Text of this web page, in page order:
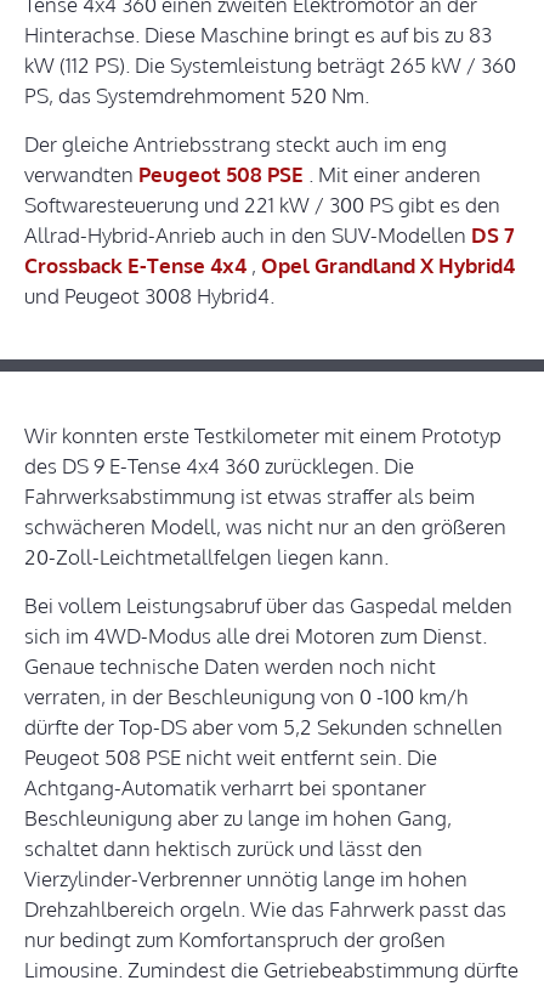
Hinterachse. Diese Maschine bringt es auf bis zu 83
kW (112 PS). Die Systemleistung beträgt 265 kW / 360
PS, das Systemdrehmoment 520 Nm.
Der gleiche Antriebsstrang steckt auch im eng
verwandten Peugeot 508 PSE . Mit einer anderen
Softwaresteuerung und 221 kW / 300 PS gibt es den
Allrad-Hybrid-Anrieb auch in den SUV-Modellen DS 7
Crossback E-Tense 4x4 , Opel Grandland X Hybrid4
und Peugeot 3008 Hybrid4.
Wir konnten erste Testkilometer mit einem Prototyp
des DS 9 E-Tense 4x4 360 zurücklegen. Die
Fahrwerksabstimmung ist etwas straffer als beim
schwächeren Modell, was nicht nur an den größeren
20-Zoll-Leichtmetallfelgen liegen kann.
Bei vollem Leistungsabruf über das Gaspedal melden
sich im 4WD-Modus alle drei Motoren zum Dienst.
Genaue technische Daten werden noch nicht
verraten, in der Beschleunigung von 0 -100 km/h
dürfte der Top-DS aber vom 5,2 Sekunden schnellen
Peugeot 508 PSE nicht weit entfernt sein. Die
Achtgang-Automatik verharrt bei spontaner
Beschleunigung aber zu lange im hohen Gang,
schaltet dann hektisch zurück und lässt den
Vierzylinder-Verbrenner unnötig lange im hohen
Drehzahlbereich orgeln. Wie das Fahrwerk passt das
nur bedingt zum Komfortanspruch der großen
Limousine. Zumindest die Getriebeabstimmung dürfte